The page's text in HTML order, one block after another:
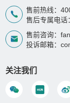
售前热线：
售后专属电
售前咨询：
投诉邮箱：
关注我们